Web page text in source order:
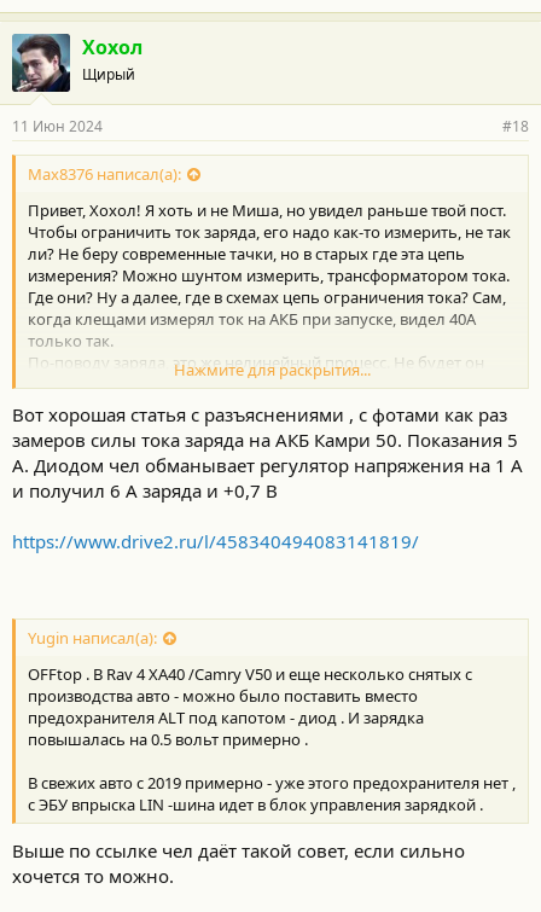
Хохол
Щирый
11 Июн 2024 #18
Max8376 написал(а):
Привет, Хохол! Я хоть и не Миша, но увидел раньше твой пост.
Чтобы ограничить ток заряда, его надо как-то измерить, не так
ли? Не беру современные тачки, но в старых где эта цепь
измерения? Можно шунтом измерить, трансформатором тока.
Где они? Ну а далее, где в схемах цепь ограничения тока? Сам,
когда клещами измерял ток на АКБ при запуске, видел 40А
только так.
По-поводу заряда, это же нелинейный процесс. Не будет он
держаться 40А 10 минут. Зависит от множества причин
(температура, расход на другие потребители, состояние АКБ). В
момент запуска 40А, через 5 минут уже 10, через 10 - 5А. При
коротких поездках недозаряд в наличии.
Нажмите для раскрытия...
Вот хорошая статья с разъяснениями , с фотами как раз
замеров силы тока заряда на АКБ Камри 50. Показания 5
А. Диодом чел обманывает регулятор напряжения на 1 А
и получил 6 А заряда и +0,7 В
https://www.drive2.ru/l/458340494083141819/
Yugin написал(а):
OFFtop . В Rav 4 XA40 /Camry V50 и еще несколько снятых с
производства авто - можно было поставить вместо
предохранителя ALT под капотом - диод . И зарядка
повышалась на 0.5 вольт примерно .
В свежих авто с 2019 примерно - уже этого предохранителя нет ,
с ЭБУ впрыска LIN -шина идет в блок управления зарядкой .
Выше по ссылке чел даёт такой совет, если сильно
хочется то можно.